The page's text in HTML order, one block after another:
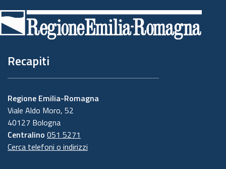
di
pagina
Recapiti
Regione Emilia-Romagna
Viale Aldo Moro, 52
40127 Bologna
Centralino 051 5271
Cerca telefoni o indirizzi